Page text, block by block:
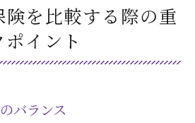
を比較する際の重
イント
バランス